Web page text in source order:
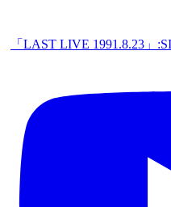
「LAST LIVE 1991.8.23」